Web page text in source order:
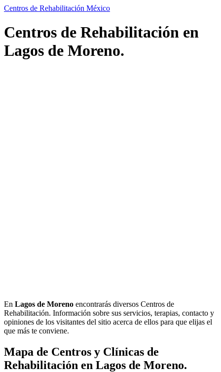
Centros de Rehabilitación México
Centros de Rehabilitación en
Lagos de Moreno.
En Lagos de Moreno encontrarás diversos Centros de
Rehabilitación. Información sobre sus servicios, terapias, contacto y
opiniones de los visitantes del sitio acerca de ellos para que elijas el
que más te conviene.
Mapa de Centros y Clínicas de
Rehabilitación en Lagos de Moreno.